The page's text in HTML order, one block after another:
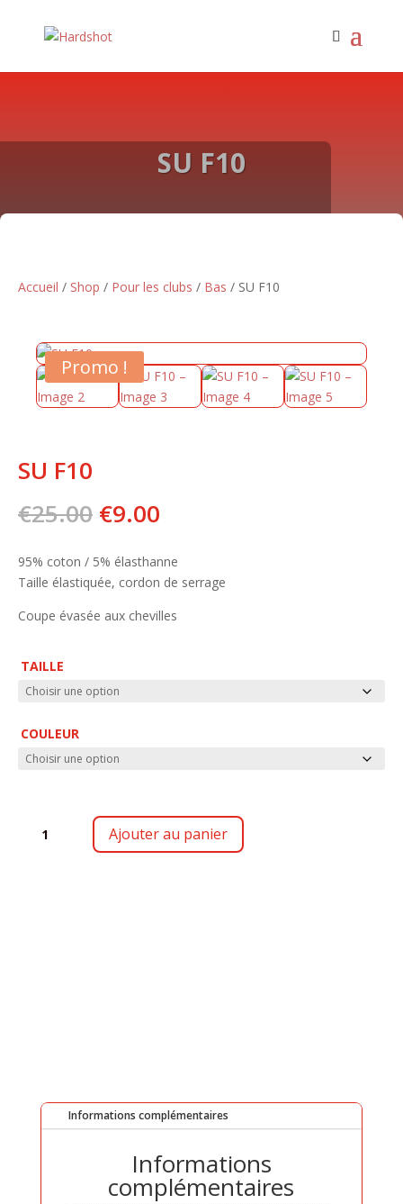
SU F10
Accueil / Shop / Pour les clubs / Bas / SU F10
Promo !
SU F10
€25.00 Le
prix
initial
était :
€25.00.
€9.00
actuel
est :
€9.00.
95% coton / 5% élasthanne
Taille élastiquée, cordon de serrage
Coupe évasée aux chevilles
TAILLE
COULEUR
Ajouter au panier
Informations complémentaires
Informations
complémentaires